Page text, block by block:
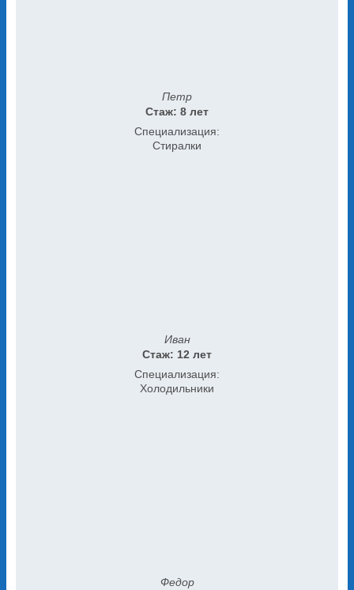
Петр
Стаж: 8 лет
Специализация:
Стиралки
Иван
Стаж: 12 лет
Специализация:
Холодильники
Федор